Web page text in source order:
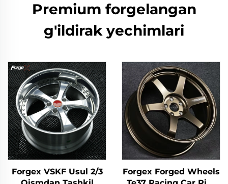
Premium forgelangan
g'ildirak yechimlari
Forgex VSKF Usul 2/3
Forgex Forged Wheels